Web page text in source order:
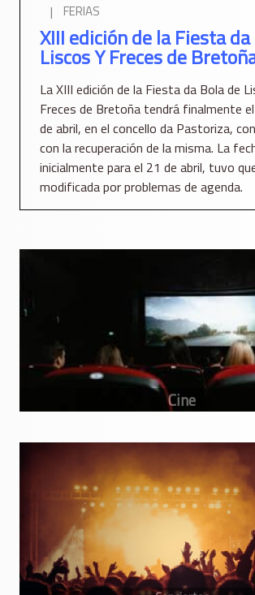
| FERIAS
XIII edición de la Fiesta
Liscos Y Freces de
La XIII edición de la Fiesta da Bola de
Freces de Bretoña tendrá finalmente
de abril, en el concello da Pastoriza,
con la recuperación de la misma. La
inicialmente para el 21 de abril, tuvo
modificada por problemas de agenda.